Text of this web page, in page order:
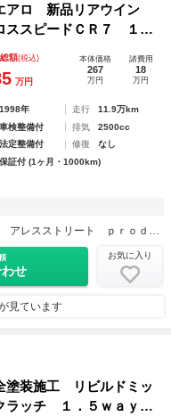
アロ 新品リアウイン
スピードＣＲ７ １８
品競技用砲弾マフラー
パー キセノンヘッドラ
額(税込)
万円
本体価格
267
万円
諸費用
18
万円
1998年 走行
11.9万km
車検整備付 排気
2500cc
法定整備付 修復
なし
保証付 (1ヶ月・1000km)
せ
お気に入り
見ています
装施工 リビルドミッ
ラッチ １．５ｗａｙデ